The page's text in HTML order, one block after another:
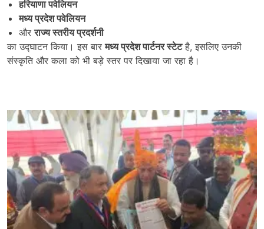
हरियाणा पवेलियन
मध्य प्रदेश पवेलियन
औरराज्य स्तरीय प्रदर्शनी
का उद्घाटन किया। इस बारमध्य प्रदेश पार्टनर स्टेटहै, इसलिए उनकी
संस्कृति और कला को भी बड़े स्तर पर दिखाया जा रहा है।